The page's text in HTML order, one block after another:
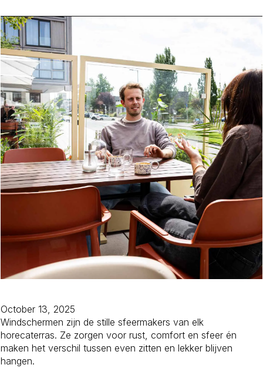
October 13, 2025
Windschermen zijn de stille sfeermakers van elk
horecaterras. Ze zorgen voor rust, comfort en sfeer én
maken het verschil tussen even zitten en lekker blijven
hangen.